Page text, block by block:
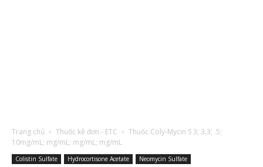
Trang chủ Thuốc kê đơn - ETC
Thuốc Coly-Mycin S 3; 3.3; .5;
10mg/mL; mg/mL; mg/mL; mg/mL
Colistin Sulfate Hydrocortisone Acetate
Neomycin Sulfate